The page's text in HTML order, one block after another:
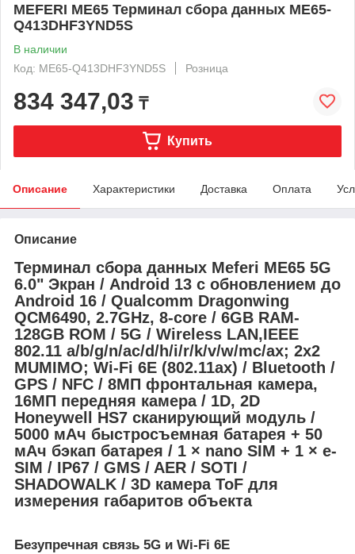
MEFERI ME65 Терминал сбора данных ME65-
Q413DHF3YND5S
В наличии
Код: ME65-Q413DHF3YND5S
Розница
834 347,03 ₸
Купить
Описание Характеристики Доставка Оплата
Описание
Терминал сбора данных Meferi ME65 5G
6.0" Экран / Android 13 с обновлением до
Android 16 / Qualcomm Dragonwing
QCM6490, 2.7GHz, 8-core / 6GB RAM-
128GB ROM / 5G / Wireless LAN,IEEE
802.11 a/b/g/n/ac/d/h/i/r/k/v/w/mc/ax; 2x2
MUMIMO; Wi-Fi 6E (802.11ax) / Bluetooth /
GPS / NFC / 8МП фронтальная камера,
16МП передняя камера / 1D, 2D
Honeywell HS7 сканирующий модуль /
5000 мАч быстросъемная батарея + 50
мАч бэкап батарея / 1 × nano SIM + 1 × e-
SIM / IP67 / GMS / AER / SOTI /
SHADOWALK / 3D камера ToF для
измерения габаритов объекта
Безупречная связь 5G и Wi-Fi 6E